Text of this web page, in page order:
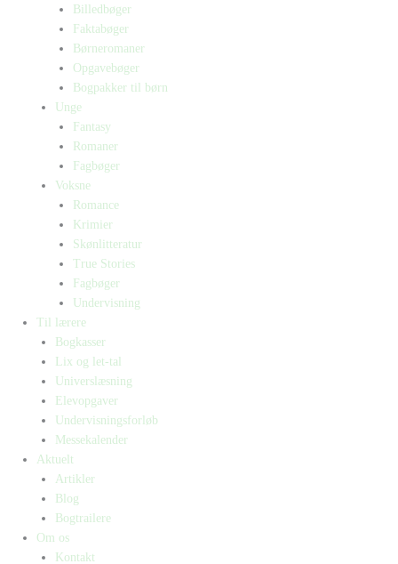
Billedbøger
Faktabøger
Børneromaner
Opgavebøger
Bogpakker til børn
Unge
Fantasy
Romaner
Fagbøger
Voksne
Romance
Krimier
Skønlitteratur
True Stories
Fagbøger
Undervisning
Til lærere
Bogkasser
Lix og let-tal
Universlæsning
Elevopgaver
Undervisningsforløb
Messekalender
Aktuelt
Artikler
Blog
Bogtrailere
Om os
Kontakt